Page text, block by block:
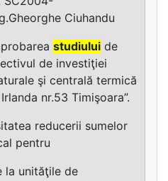
Ciuhandu
studiului de
de investiţiei
şi centrală termică
nr.53 Timişoara”.
reducerii sumelor
pentru
la unităţile de